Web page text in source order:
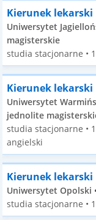
Kierunek lekarski
Uniwersytet
magisterskie
studia stacjonarne •
Kierunek lekarski
Uniwersytet
jednolite
studia stacjonarne •
angielski
Kierunek lekarski
Uniwersytet Opolski
studia stacjonarne •